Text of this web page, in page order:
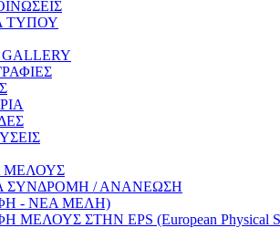
ΤΥΠΟΥ
ΜΕΛΟΥΣ
ΣΥΝΔΡΟΜΗ / ΑΝΑΝΕΩΣΗ
- ΝΕΑ ΜΕΛΗ)
ΜΕΛΟΥΣ ΣΤΗΝ EPS (European Physical